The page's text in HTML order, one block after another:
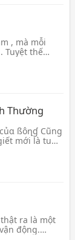
, mà mỗi
Tuyệt thế
Thường
ßôղɠ Cũng
mới là tu
ra là một
động.